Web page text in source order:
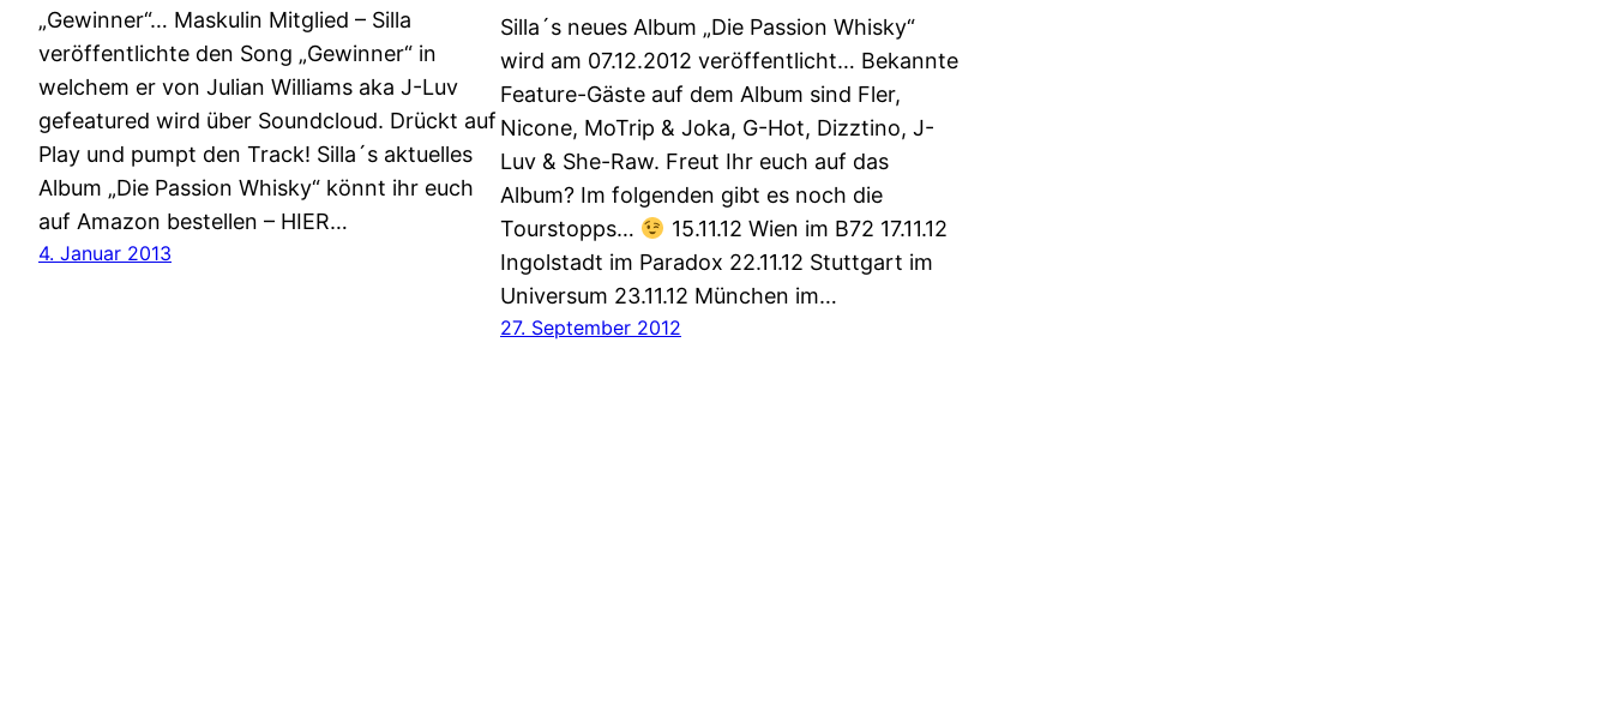
„Gewinner“… Maskulin Mitglied – Silla
veröffentlichte den Song „Gewinner“ in
welchem er von Julian Williams aka J-Luv
gefeatured wird über Soundcloud. Drückt auf
Play und pumpt den Track! Silla´s aktuelles
Album „Die Passion Whisky“ könnt ihr euch
auf Amazon bestellen – HIER…
4. Januar 2013
Silla´s neues Album „Die Passion Whisky“
wird am 07.12.2012 veröffentlicht… Bekannte
Feature-Gäste auf dem Album sind Fler,
Nicone, MoTrip & Joka, G-Hot, Dizztino, J-
Luv & She-Raw. Freut Ihr euch auf das
Album? Im folgenden gibt es noch die
Tourstopps…
15.11.12 Wien im B72 17.11.12
Ingolstadt im Paradox 22.11.12 Stuttgart im
Universum 23.11.12 München im…
27. September 2012